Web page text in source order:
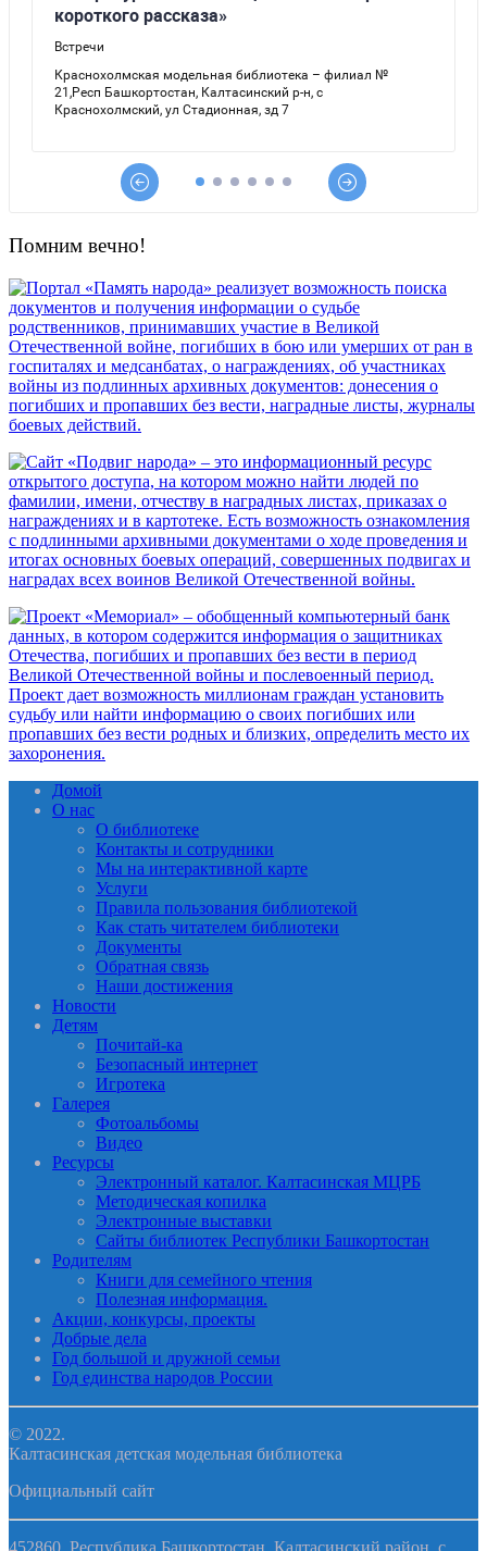
Помним вечно!
Домой
О нас
О библиотеке
Контакты и сотрудники
Мы на интерактивной карте
Услуги
Правила пользования библиотекой
Как стать читателем библиотеки
Документы
Обратная связь
Наши достижения
Новости
Детям
Почитай-ка
Безопасный интернет
Игротека
Галерея
Фотоальбомы
Видео
Ресурсы
Электронный каталог. Калтасинская МЦРБ
Методическая копилка
Электронные выставки
Сайты библиотек Республики Башкортостан
Родителям
Книги для семейного чтения
Полезная информация.
Акции, конкурсы, проекты
Добрые дела
Год большой и дружной семьи
Год единства народов России
© 2022.
Калтасинская детская модельная библиотека
Официальный сайт
452860, Республика Башкортостан, Калтасинский район, с.